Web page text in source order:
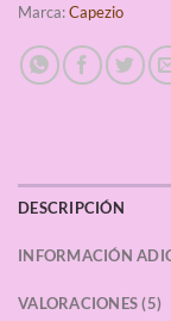
Marca:Capezio
DESCRIPCIÓN
INFORMACIÓN
VALORACIONES (5)